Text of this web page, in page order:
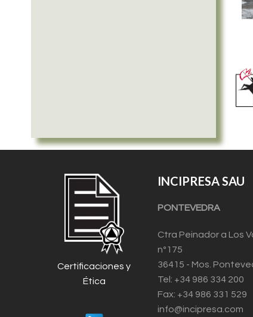
Certificaciones y
Ética
INCIPRESA SAU
PONTEVEDRA
Ctra Peinador a Los
nº175
36415 - Mos.
Tel: +34 986 334 200
Fax: +34 986 331 529
info@incipresa.com